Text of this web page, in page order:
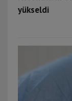
yükseldi